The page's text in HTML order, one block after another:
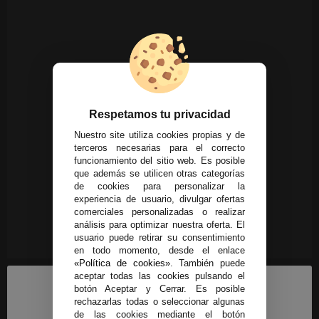
Respetamos tu privacidad
Nuestro site utiliza cookies propias y de
terceros necesarias para el correcto
funcionamiento del sitio web. Es posible
que además se utilicen otras categorías
de cookies para personalizar la
experiencia de usuario, divulgar ofertas
comerciales personalizadas o realizar
análisis para optimizar nuestra oferta. El
usuario puede retirar su consentimiento
en todo momento, desde el enlace
«Política de cookies». También puede
aceptar todas las cookies pulsando el
botón Aceptar y Cerrar. Es posible
rechazarlas todas o seleccionar algunas
de las cookies mediante el botón